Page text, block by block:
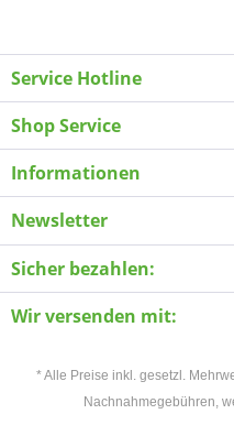
Service Hotline
Shop Service
Informationen
Newsletter
Sicher bezahlen:
Wir versenden mit:
* Alle Preise inkl. gesetzl.
Nachnahmegebühren,